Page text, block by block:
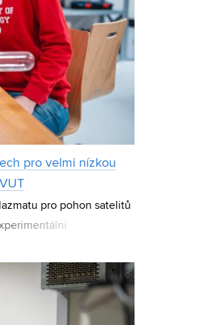
pro velmi nízkou
pro pohon satelitů